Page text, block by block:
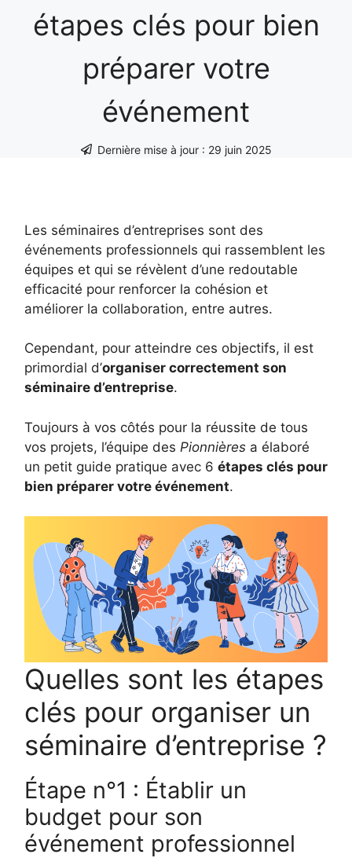
étapes clés pour bien
préparer votre
événement
Dernière mise à jour : 29 juin 2025
Les séminaires d’entreprises sont des
événements professionnels qui rassemblent les
équipes et qui se révèlent d’une redoutable
efficacité pour renforcer la cohésion et
améliorer la collaboration, entre autres.
Cependant, pour atteindre ces objectifs, il est
primordial d’organiser correctement son
séminaire d’entreprise.
Toujours à vos côtés pour la réussite de tous
vos projets, l’équipe des Pionnières a élaboré
un petit guide pratique avec 6 étapes clés pour
bien préparer votre événement.
Quelles sont les étapes
clés pour organiser un
séminaire d’entreprise ?
Étape n°1 : Établir un
budget pour son
événement professionnel